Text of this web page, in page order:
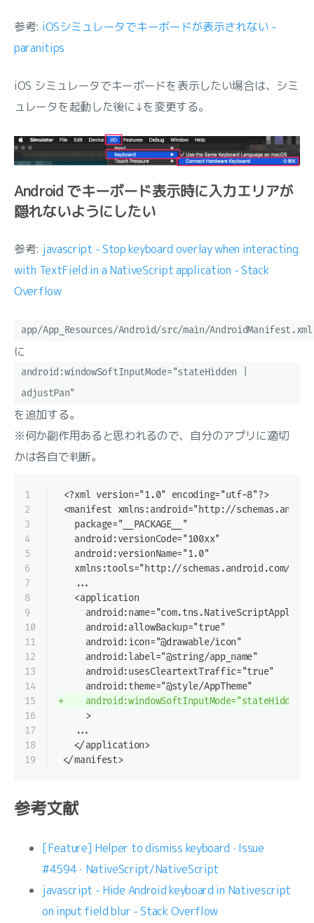
参考: iOSシミュレータでキーボードが表示されない -
paranitips
iOS シミュレータでキーボードを表示したい場合は、シミ
ュレータを起動した後に↓を変更する。
Android でキーボード表示時に入力エリアが
隠れないようにしたい
参考: javascript - Stop keyboard overlay when interacting
with TextField in a NativeScript application - Stack
Overflow
app/App_Resources/Android/src/main/AndroidManifest.xml
に
android:windowSoftInputMode="stateHidden |
adjustPan"
を追加する。
※何か副作用あると思われるので、自分のアプリに適切
かは各自で判断。
1
2
3
4
5
6
7
8
9
10
11
12
13
14
15
16
17
18
19
<?xml version="1.0" encoding="utf-8"?>
<manifest xmlns:android="http://
   package="__PACKAGE__"
   android:versionCode="100xx"
   android:versionName="1.0"
xmlns:tools="http://schemas.android.com/
   ...
   <application
     android:allowBackup="true"
     android:icon="@drawable/icon"
     android:label="@string/app_name"
     android:usesCleartextTraffic="true"
     android:theme="@style/AppTheme"
+    android:windowSoftInputMode="stateHidden
     >
   ...
   </application>
</manifest>
参考文献
[Feature] Helper to dismiss keyboard · Issue
#4594 · NativeScript/NativeScript
javascript - Hide Android keyboard in Nativescript
on input field blur - Stack Overflow